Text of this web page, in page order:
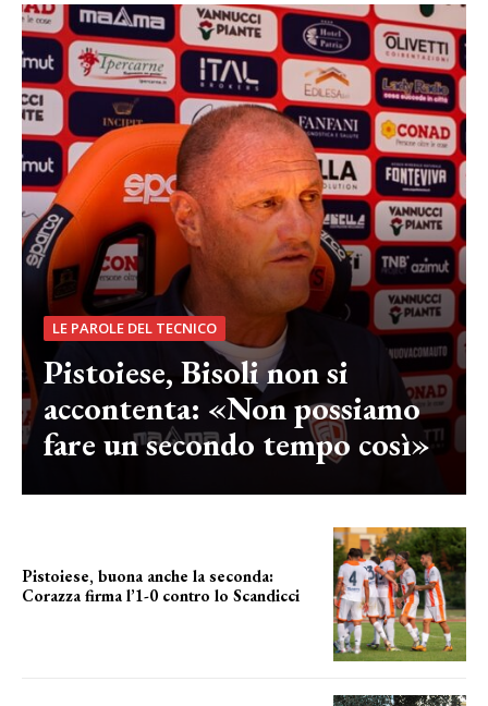
LE PAROLE DEL TECNICO
Pistoiese, Bisoli non si
accontenta: «Non possiamo
fare un secondo tempo così»
Pistoiese, buona anche la seconda:
Corazza firma l’1-0 contro lo Scandicci